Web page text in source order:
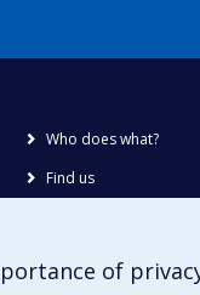
Who does what?
Find us
of